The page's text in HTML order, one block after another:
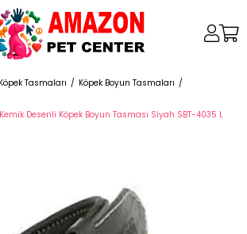
Köpek Tasmaları Köpek Boyun Tasmaları
Desenli Köpek Boyun Tasması Siyah SBT-4035 L